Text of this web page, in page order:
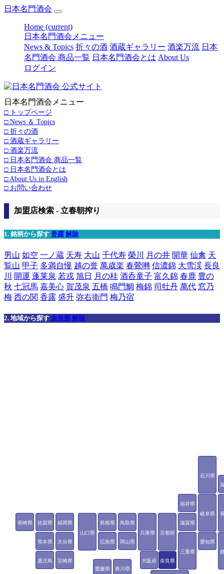
日本名門酒会
Home (current)
日本名門酒会メニュー
News & Topics 折々の酒 酒蔵ギャラリー 酒楽万流 日本
名門酒会 商品一覧 日本名門酒会とは About Us
ログイン
日本名門酒会メニュー
□ トップページ
□ News ＆ Topics
□ 折々の酒
□ 酒蔵ギャラリー
□ 酒楽万流
□ 日本名門酒会 商品一覧
□ 日本名門酒会とは
□ About Us in English
□ お問い合わせ
加盟店検索 - 立春朝搾り
1. 銘柄から探す 香露 解除
男山 如空 一ノ蔵 天寿 大山 千代寿 榮川 月の井 開華 仙禽 天
覧山 甲子 多満自慢 越の誉 萬歳楽 春鶯囀 信濃錦 大雪渓 長良
川
開運 蓬莱泉 若戎 旭日 月の桂 酒呑童子 富久錦 春鹿 豊の
秋 七冠馬 嘉美心 賀茂泉 五橋 鳴門鯛 梅錦 司牡丹 萬代 窓乃
梅 西の関 香露 盛升 弥右衛門 梅乃宿
2. 地域から探す 奈良県 解除
石川県
福井県
岐阜県
愛知県
三重県
滋賀県
京都府
大阪府
兵庫県
奈良県
鳥取県
島根県
岡山県
広島県
山口県
香川県
愛媛県
福岡県
佐賀県
長崎県
熊本県 大分県
宮崎県
鹿児島